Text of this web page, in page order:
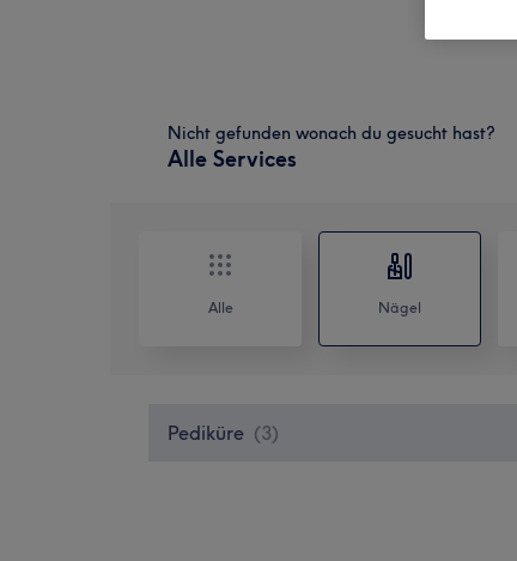
Nicht gefunden wonach du gesucht hast?
Alle Services
Alle Nägel
Pediküre (3)